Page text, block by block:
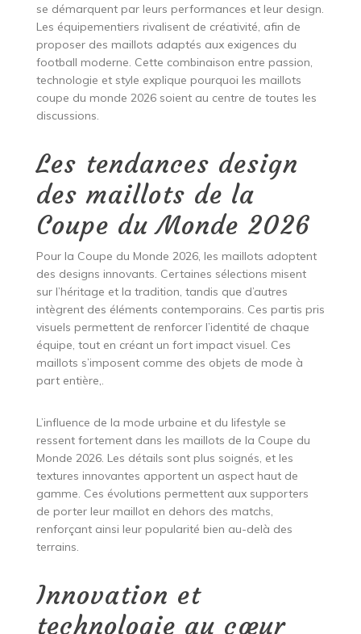
se démarquent par leurs performances et leur design.
Les équipementiers rivalisent de créativité, afin de
proposer des maillots adaptés aux exigences du
football moderne. Cette combinaison entre passion,
technologie et style explique pourquoi les maillots
coupe du monde 2026 soient au centre de toutes les
discussions.
Les tendances design
des maillots de la
Coupe du Monde 2026
Pour la Coupe du Monde 2026, les maillots adoptent
des designs innovants. Certaines sélections misent
sur l’héritage et la tradition, tandis que d’autres
intègrent des éléments contemporains. Ces partis pris
visuels permettent de renforcer l’identité de chaque
équipe, tout en créant un fort impact visuel. Ces
maillots s’imposent comme des objets de mode à
part entière,.
L’influence de la mode urbaine et du lifestyle se
ressent fortement dans les maillots de la Coupe du
Monde 2026. Les détails sont plus soignés, et les
textures innovantes apportent un aspect haut de
gamme. Ces évolutions permettent aux supporters
de porter leur maillot en dehors des matchs,
renforçant ainsi leur popularité bien au-delà des
terrains.
Innovation et
technologie au cœur